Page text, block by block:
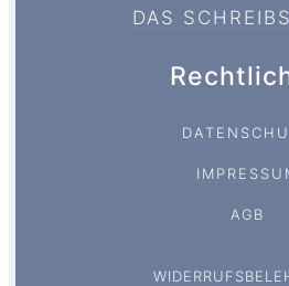
DAS
AGB